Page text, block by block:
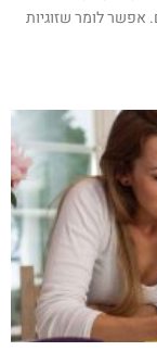
אפשר לומר שזוגיות